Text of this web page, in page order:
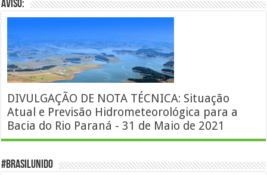
AVISO:
DIVULGAÇÃO DE NOTA TÉCNICA: Situação
Atual e Previsão Hidrometeorológica para a
Bacia do Rio Paraná - 31 de Maio de 2021
#BrasilUnido